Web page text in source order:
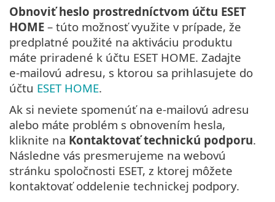
Obnoviť heslo prostredníctvom účtu ESET
HOME – túto možnosť využite v prípade, že
predplatné použité na aktiváciu produktu
máte priradené k účtu ESET HOME. Zadajte
e‑mailovú adresu, s ktorou sa prihlasujete do
účtu ESET HOME.
Ak si neviete spomenúť na e‑mailovú adresu
alebo máte problém s obnovením hesla,
kliknite na Kontaktovať technickú podporu.
Následne vás presmerujeme na webovú
stránku spoločnosti ESET, z ktorej môžete
kontaktovať oddelenie technickej podpory.